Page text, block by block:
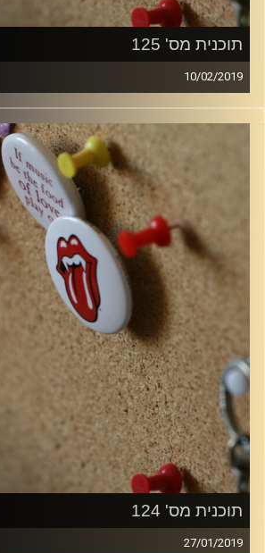
תוכנית מס' 125
10/02/2019
קלאסיקות רוק עם אורן הוף.
włodi
תוכנית מס' 124
27/01/2019